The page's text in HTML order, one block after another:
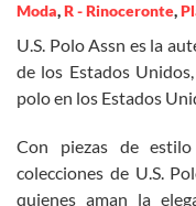
Moda,R - Rinoceronte,
U.S. Polo Assn es la
de los Estados
polo en los Estados
Con piezas de
colecciones de U.S.
quienes aman la